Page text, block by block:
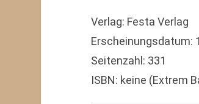
Verlag: Festa Verlag
Erscheinungsdatum:
Seitenzahl: 331
ISBN: keine (Extrem